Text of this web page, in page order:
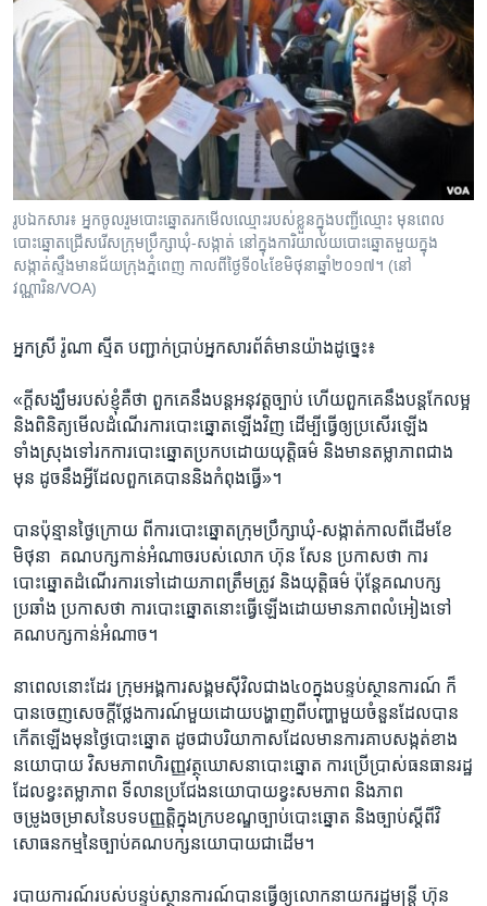
រូបឯកសារ៖ អ្នក​ចូលរួម​បោះឆ្នោត​រក​មើល​ឈ្មោះ​របស់​ខ្លួន​ក្នុង​បញ្ជី​ឈ្មោះ​ ​មុនពេល​
បោះឆ្នោតជ្រើសរើស​ក្រុមប្រឹក្សា​ឃុំ-សង្កាត់ ​នៅ​ក្នុង​ការិយាល័យ​បោះឆ្នោត​មួយ​ក្នុង​
សង្កាត់ស្ទឹង​មានជ័យក្រុងភ្នំពេញ​ កាល​ពីថ្ងៃ​ទី០៤​ខែមិថុនា​ឆ្នាំ​២០១៧។​ (នៅ
វណ្ណារិន/VOA)
អ្នក​ស្រី​ រ៉ូណា ស្មីត​ បញ្ជាក់​ប្រាប់​អ្នក​សារព័ត៌មាន​យ៉ាង​ដូច្នេះ៖​
«ក្តី​សង្ឃឹម​របស់ខ្ញុំ​គឺថា​ ពួកគេ​នឹង​បន្ត​អនុវត្ត​ច្បាប់​ ​ហើយ​ពួកគេ​នឹង​បន្ត​កែ​លម្អ​
​និង​ពិនិត្យ​មើល​ដំណើរ​ការ​បោះឆ្នោត​ឡើងវិញ​ ​ដើម្បី​ធ្វើ​ឲ្យ​ប្រសើរ​ឡើង​
ទាំងស្រុង​ទៅ​រក​ការ​បោះ​ឆ្នោត​ប្រកប​ដោយ​យុត្តិធម៌ និង​មាន​តម្លាភាព​ជាង​
មុន​ ​ដូច​នឹង​អ្វី​ដែល​ពួកគេ​បាន​និង​កំពុងធ្វើ»។​
​បាន​ប៉ុន្មាន​ថ្ងៃ​ក្រោយ​ ​ពី​ការ​បោះឆ្នោតក្រុម​ប្រឹក្សា​ឃុំ-សង្កាត់​កាលពី​ដើម​ខែ​
មិថុនា​ ​ ​គណបក្ស​កាន់​អំណាច​របស់​លោក​ ​ហ៊ុន សែន​ ​ប្រកាស​ថា​ ​ការ​
បោះឆ្នោត​ដំណើរ​ការ​ទៅ​ដោយភាព​ត្រឹមត្រូវ​ ​និង​យុត្តិធម៌​ ​ប៉ុន្តែ​គណបក្ស​
ប្រឆាំង​ ​ប្រកាស​ថា ​ការ​បោះឆ្នោត​នោះ​ធ្វើ​ឡើង​ដោយ​មាន​ភាព​លំអៀង​ទៅ​
គណ​បក្ស​កាន់​អំណាច​។
នា​ពេល​នោះដែរ​ ​ក្រុម​អង្គការ​សង្គមស៊ីវិល​ជាង​៤០​ក្នុងបន្ទប់​ស្ថានការណ៍​ ​ក៏​
បាន​ចេញ​សេចក្តី​ថ្លែង​ការណ៍​មួយ​ដោយ​បង្ហាញ​ពី​បញ្ហា​មួយ​ចំនួនដែល​បាន​
កើត​ឡើង​មុន​ថ្ងៃ​បោះឆ្នោត​ ​ដូច​ជា​បរិយាកាស​ដែល​មាន​ការ​គាប​សង្កត់​ខាង​
នយោបាយ​ ​វិសមភាព​ហិរញ្ញវត្ថុ​ឃោសនា​បោះឆ្នោត​ ការ​ប្រើប្រាស់​ធនធាន​រដ្ឋ​
ដែល​ខ្វះតម្លាភាព​ ទីលាន​ប្រជែង​នយោបាយ​ខ្វះ​សមភាព​ និង​ភាព​
ចម្រូងចម្រាស​នៃ​បទ​បញ្ញត្តិ​ក្នុង​ក្រប​ខណ្ឌ​ច្បាប់​បោះឆ្នោត​ ​និងច្បាប់​ស្តី​ពី​វិ
សោធនកម្ម​នៃ​ច្បាប់​គណបក្ស​នយោបាយ​ជា​ដើម។​
របាយការណ៍របស់​បន្ទប់​ស្ថាន​ការណ៍បាន​ធ្វើ​ឲ្យ​លោក​នាយក​រដ្ឋ​មន្រ្តី​ ​ហ៊ុន